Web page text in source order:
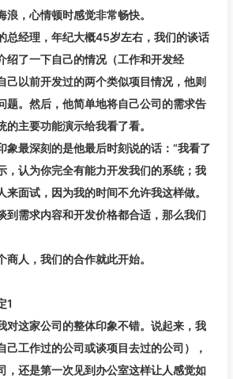
，心情顿时感觉非常畅快。
总经理，年纪大概45岁左右，我们的谈话
绍了一下自己的情况（工作和开发经
己以前开发过的两个类似项目情况，他则
题。然后，他简单地将自己公司的需求告
主要功能演示给我看了看。
象最深刻的是他最后时刻说的话：“我看了
，认为你完全有能力开发我们的系统；我
面试，因为我的时间不允许我这样做。
到需求内容和开发价格都合适，那么我们
人，我们的合作就此开始。
1
对这家公司的整体印象不错。说起来，我
己工作过的公司或谈项目去过的公司），
，还是第一次见到办公室这样让人感觉如